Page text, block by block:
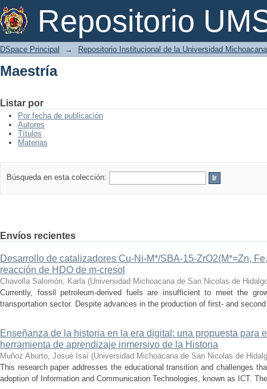
Repositorio
Maestría
DSpace Principal → Repositorio Institucional de la Universidad
Maestría
Listar por
Por fecha de publicación
Autores
Títulos
Materias
Búsqueda en esta colección:
Envíos recientes
Desarrollo de catalizadores Cu-Ni-M*/SBA-15-ZrO2(M*=Zn,
reacción de HDO de m-cresol
Chavolla Salomón, Karla (Universidad Michoacana de San Nicolas de
Currently, fossil petroleum-derived fuels are insufficient to meet the
transportation sector. Despite advances in the production of first- and
Enseñanza de la historia en la era digital: una propuesta para
herramienta de aprendizaje inmersivo de la Historia
Muñoz Aburto, Josué Isaí (Universidad Michoacana de San Nicolas de
This research paper addresses the educational transition and challenges
adoption of Information and Communication Technologies, known as ICT.